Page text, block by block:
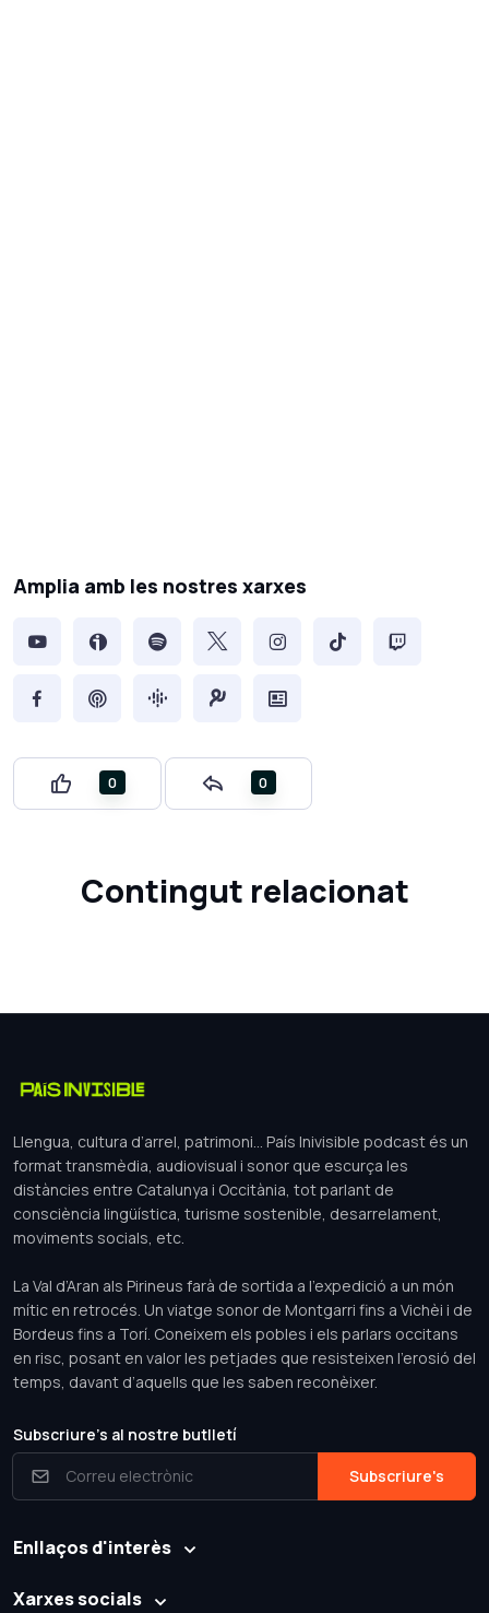
Amplia amb les nostres xarxes
0 0
Contingut relacionat
Llengua, cultura d’arrel, patrimoni... País Inivisible podcast és un
format transmèdia, audiovisual i sonor que escurça les
distàncies entre Catalunya i Occitània, tot parlant de
consciència lingüística, turisme sostenible, desarrelament,
moviments socials, etc.
La Val d’Aran als Pirineus farà de sortida a l'expedició a un món
mític en retrocés. Un viatge sonor de Montgarri fins a Vichèi i de
Bordeus fins a Torí. Coneixem els pobles i els parlars occitans
en risc, posant en valor les petjades que resisteixen l’erosió del
temps, davant d’aquells que les saben reconèixer.
Subscriure's al nostre butlletí
Subscriure's
Enllaços d'interès
Xarxes socials